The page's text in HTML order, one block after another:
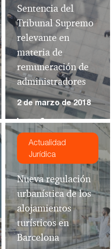
Sentencia del
Tribunal Supremo
relevante en
materia de
remuneración de
administradores
2 de marzo de 2018
Actualidad
Jurídica
Nueva regulación
urbanística de los
alojamientos
turísticos en
Barcelona